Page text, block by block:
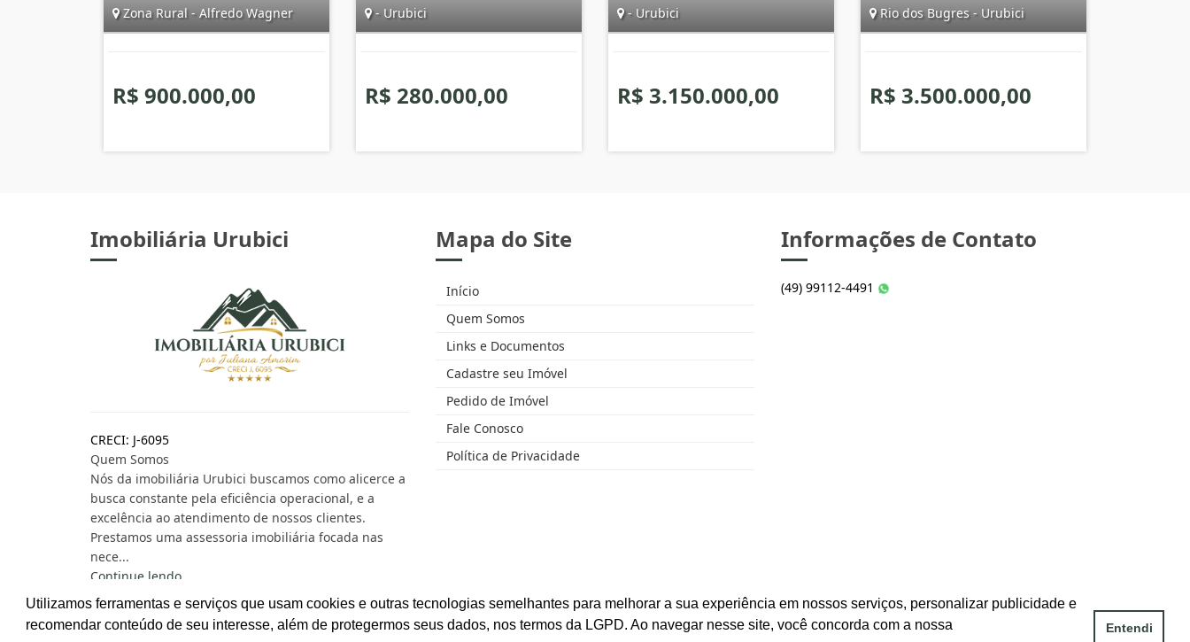
Utilizamos ferramentas e serviços que usam cookies e outras tecnologias semelhantes para melhorar a sua experiência em nossos serviços, personalizar publicidade e
recomendar conteúdo de seu interesse, além de protegermos seus dados, nos termos da LGPD. Ao navegar nesse site, você concorda com a nossa
Entendi
Zona Rural - Alfredo Wagner
R$ 900.000,00
- Urubici
R$ 280.000,00
- Urubici
R$ 3.150.000,00
Rio dos Bugres - Urubici
R$ 3.500.000,00
Imobiliária Urubici
CRECI: J-6095
Quem Somos
Nós da imobiliária Urubici buscamos como alicerce a
busca constante pela eficiência operacional, e a
excelência ao atendimento de nossos clientes.
Prestamos uma assessoria imobiliária focada nas
nece...
Continue lendo...
Mapa do Site
Início
Quem Somos
Links e Documentos
Cadastre seu Imóvel
Pedido de Imóvel
Fale Conosco
Política de Privacidade
Informações de Contato
(49) 99112-4491